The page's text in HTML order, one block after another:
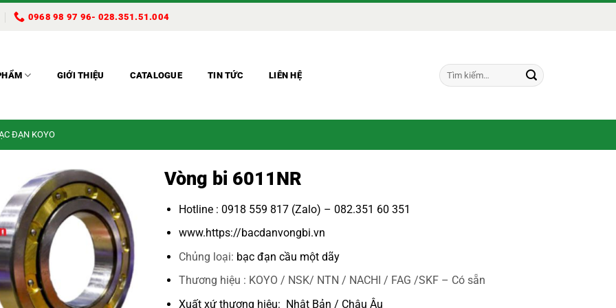
0968 98 97 96- 028.351.51.004
GIỚI THIỆU CATALOGUE TIN TỨC LIÊN HỆ
Tìm
kiếm:
ĐẠN KOYO
Vòng bi 6011NR
Hotline : 0918 559 817 (Zalo) – 082.351 60 351
www.https://bacdanvongbi.vn
Chủng loại: bạc đạn cầu một dãy
Thương hiệu : KOYO / NSK/ NTN / NACHI / FAG /SKF – Có sẵn
Xuất xứ thương hiệu: Nhật Bản / Châu Âu